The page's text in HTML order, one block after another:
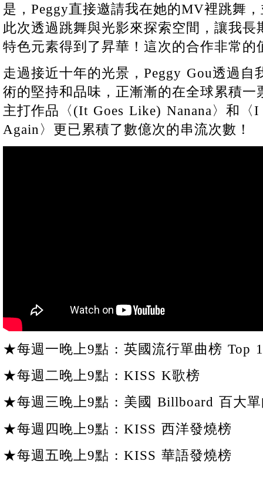
是，Peggy直接邀請我在她的MV裡跳舞
此次透過跳舞與光影來探索空間，讓我
特色元素得到了昇華！這次的合作非常的
走過接近十年的光景，Peggy Gou透過自
術的堅持和品味，正漸漸的在全球累積一
主打作品〈(It Goes Like) Nanana〉和〈
Again〉更已累積了數億次的串流次數！
★每週一晚上9點 : 英國流行單曲榜 Top
★每週二晚上9點 : KISS K歌榜
★每週三晚上9點 : 美國 Billboard 百大
★每週四晚上9點 : KISS 西洋發燒榜
★每週五晚上9點 : KISS 華語發燒榜